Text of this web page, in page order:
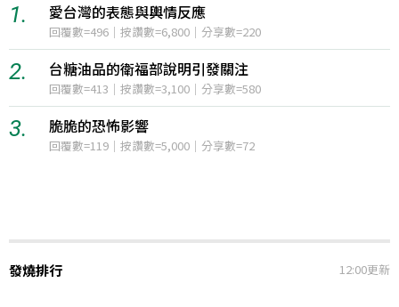
1. 愛台灣的表態與輿情反應
回覆數=496｜按讚數=6,800｜分享數=220
2. 台糖油品的衛福部說明引發關注
回覆數=413｜按讚數=3,100｜分享數=580
3. 脆脆的恐怖影響
回覆數=119｜按讚數=5,000｜分享數=72
發燒排行 12:00更新